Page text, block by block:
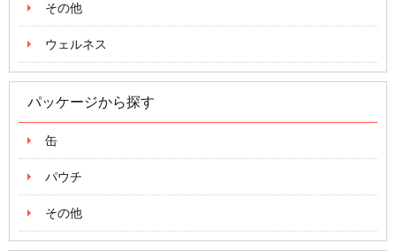
その他
ウェルネス
パッケージから探す
缶
パウチ
その他